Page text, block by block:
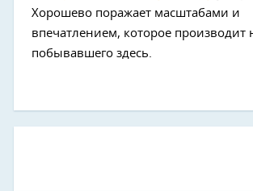
Хорошево поражает масштабами и
впечатлением, которое производит
побывавшего здесь.